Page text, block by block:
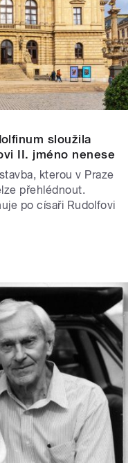
sloužila
II. jméno nenese
kterou v Praze
přehlédnout.
po císaři Rudolfovi